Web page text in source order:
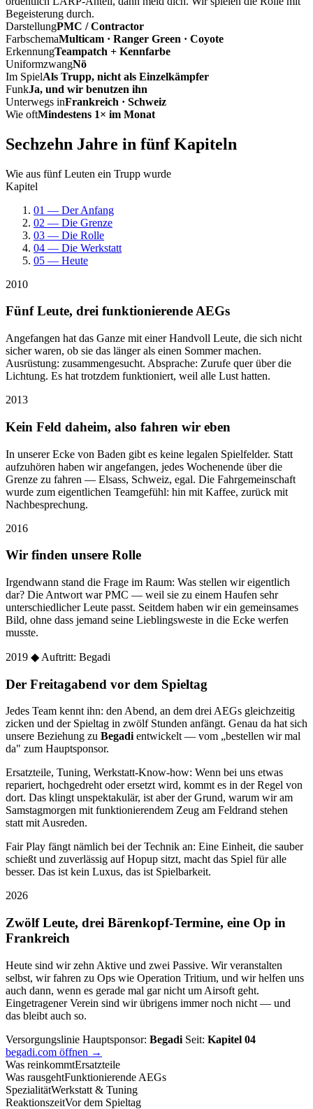
Begeisterung durch.
DarstellungPMC / Contractor
FarbschemaMulticam · Ranger Green · Coyote
ErkennungTeampatch + Kennfarbe
UniformzwangNö
Im SpielAls Trupp, nicht als Einzelkämpfer
FunkJa, und wir benutzen ihn
Unterwegs inFrankreich · Schweiz
Wie oftMindestens 1× im Monat
Sechzehn Jahre in fünf Kapiteln
Wie aus fünf Leuten ein Trupp wurde
Kapitel
01 — Der Anfang
02 — Die Grenze
03 — Die Rolle
04 — Die Werkstatt
05 — Heute
2010
Fünf Leute, drei funktionierende AEGs
Angefangen hat das Ganze mit einer Handvoll Leute, die sich nicht
sicher waren, ob sie das länger als einen Sommer machen.
Ausrüstung: zusammengesucht. Absprache: Zurufe quer über die
Lichtung. Es hat trotzdem funktioniert, weil alle Lust hatten.
2013
Kein Feld daheim, also fahren wir eben
In unserer Ecke von Baden gibt es keine legalen Spielfelder. Statt
aufzuhören haben wir angefangen, jedes Wochenende über die
Grenze zu fahren — Elsass, Schweiz, egal. Die Fahrgemeinschaft
wurde zum eigentlichen Teamgefühl: hin mit Kaffee, zurück mit
Nachbesprechung.
2016
Wir finden unsere Rolle
Irgendwann stand die Frage im Raum: Was stellen wir eigentlich
dar? Die Antwort war PMC — weil sie zu einem Haufen sehr
unterschiedlicher Leute passt. Seitdem haben wir ein gemeinsames
Bild, ohne dass jemand seine Lieblingsweste in die Ecke werfen
musste.
2019 ◆ Auftritt: Begadi
Der Freitagabend vor dem Spieltag
Jedes Team kennt ihn: den Abend, an dem drei AEGs gleichzeitig
zicken und der Spieltag in zwölf Stunden anfängt. Genau da hat sich
unsere Beziehung zu Begadientwickelt — vom „bestellen wir mal
da" zum Hauptsponsor.
Ersatzteile, Tuning, Werkstatt-Know-how: Wenn bei uns etwas
repariert, hochgedreht oder ersetzt wird, kommt es in der Regel von
dort. Das klingt unspektakulär, ist aber der Grund, warum wir am
Samstagmorgen mit funktionierendem Zeug am Feldrand stehen
statt mit Ausreden.
Fair Play fängt nämlich bei der Technik an: Eine Einheit, die sauber
schießt und zuverlässig auf Hopup sitzt, macht das Spiel für alle
besser. Das ist kein Luxus, das ist Spielbarkeit.
2026
Zwölf Leute, drei Bärenkopf-Termine, eine Op in
Frankreich
Heute sind wir zehn Aktive und zwei Passive. Wir veranstalten
selbst, wir fahren zu Ops wie Operation Tritium, und wir helfen uns
auch dann, wenn es gerade mal gar nicht um Airsoft geht.
Eingetragener Verein sind wir übrigens immer noch nicht — und
das bleibt auch so.
Versorgungslinie Hauptsponsor: Begadi Seit: Kapitel 04
begadi.com öffnen →
Was reinkommtErsatzteile
Was rausgehtFunktionierende AEGs
SpezialitätWerkstatt & Tuning
ReaktionszeitVor dem Spieltag